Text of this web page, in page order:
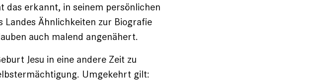
das erkannt, ­in seinem persönlichen
Ähnlichkeiten zur Biografie
auch ­malend angenähert.
­Jesu in eine andere Zeit zu
Umgekehrt gilt: